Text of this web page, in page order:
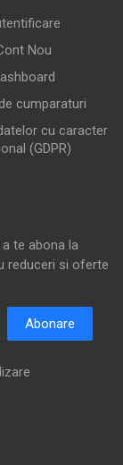
Nou
cumparaturi
cu caracter
(GDPR)
te abona la
reduceri si oferte
Abonare